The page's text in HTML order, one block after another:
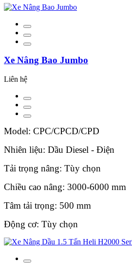
Xe Nâng Bao Jumbo
Liên hệ
Model: CPC/CPCD/CPD
Nhiên liệu: Dầu Diesel - Điện
Tải trọng nâng: Tùy chọn
Chiều cao nâng: 3000-6000 mm
Tâm tải trọng: 500 mm
Động cơ: Tùy chọn